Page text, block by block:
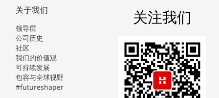
关于我们
领导层
公司历史
社区
我们的价值观
可持续发展
包容与全球视野
#futureshaper
关注我们